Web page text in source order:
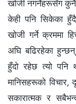
खोजी नगर्नेहरूसँग
केही पनि सिकेका
खोजी गर्ने क्रममा
अघि बढिरहेका
हुँदो रहेछ त्यो पनि
मानिसहरूको विचार,
सकारात्मक र